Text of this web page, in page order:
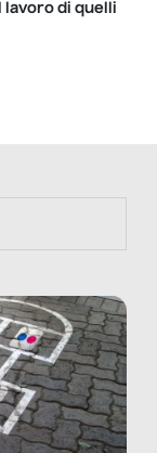
lavoro di quelli